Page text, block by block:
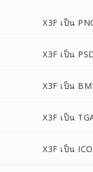
X3F เป็น
X3F เป็น
X3F เป็น
X3F เป็น
X3F เป็น ICO